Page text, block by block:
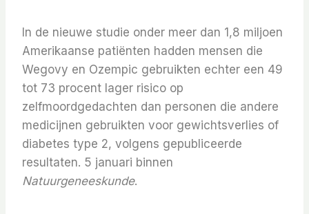
In de nieuwe studie onder meer dan 1,8 miljoen
Amerikaanse patiënten hadden mensen die
Wegovy en Ozempic gebruikten echter een 49
tot 73 procent lager risico op
zelfmoordgedachten dan personen die andere
medicijnen gebruikten voor gewichtsverlies of
diabetes type 2, volgens gepubliceerde
resultaten. 5 januari binnen
Natuurgeneeskunde.